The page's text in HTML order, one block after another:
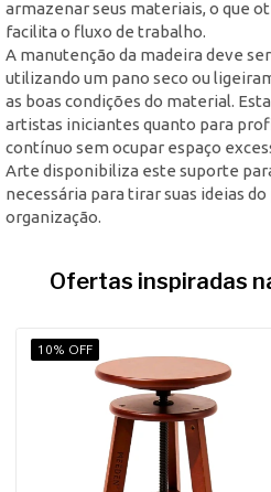
armazenar seus materiais, o que
facilita o fluxo de trabalho.
A manutenção da madeira deve
utilizando um pano seco ou
as boas condições do material.
artistas iniciantes quanto para
contínuo sem ocupar espaço
Arte disponibiliza este suporte
necessária para tirar suas ideias
organização.
Ofertas inspiradas
10% OFF